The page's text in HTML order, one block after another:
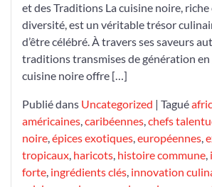
et des Traditions La cuisine noire,
diversité, est un véritable trésor
d’être célébré. À travers ses saveurs
traditions transmises de génération
cuisine noire offre […]
Publié dans Uncategorized | Tagué
américaines,caribéennes,chefs
noire,épices exotiques,européennes,
tropicaux, haricots, histoire commune,
forte, ingrédients clés, innovation